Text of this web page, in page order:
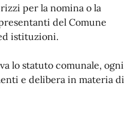
per la nomina o la
del Comune
istituzioni.
lo statuto comunale, ogni
e delibera in materia di